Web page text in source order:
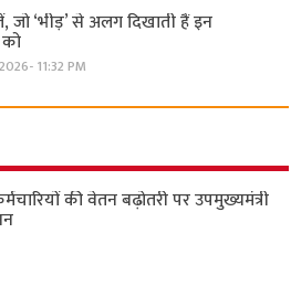
जो ‘भीड़’ से अलग दिखाती हैं इन
11:32 PM
की वेतन बढ़ोतरी पर उपमुख्यमंत्री